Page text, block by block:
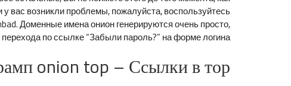
вас возникли проблемы, пожалуйста, воспользуйтесь
Доменные имена онион генерируются очень просто,
по ссылке “Забыли пароль?” на форме логина.
onion top – Ссылки в тор